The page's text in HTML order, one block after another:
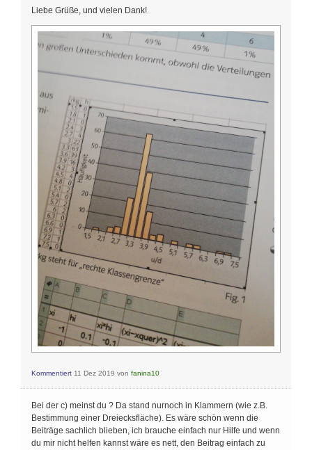
Liebe Grüße, und vielen Dank!
Kommentiert 11 Dez 2019 von fanina10
Bei der c) meinst du ? Da stand nurnoch in Klammern (wie z.B.
Bestimmung einer Dreiecksfläche). Es wäre schön wenn die
Beiträge sachlich blieben, ich brauche einfach nur Hilfe und wenn
du mir nicht helfen kannst wäre es nett, den Beitrag einfach zu